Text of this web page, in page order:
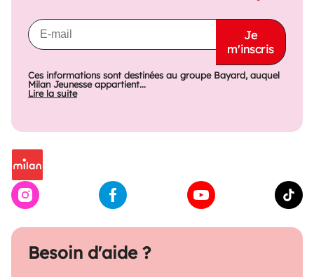
Besoin d'aide ?
Je
m'inscris
Ces informations sont destinées au groupe Bayard, auquel
Milan Jeunesse appartient...
Lire la suite